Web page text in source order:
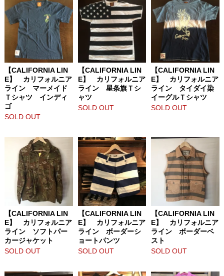
【CALIFORNIA LIN
E】 カリフォルニア
ライン マーメイド
Ｔシャツ インディ
ゴ
SOLD OUT
【CALIFORNIA LIN
E】 カリフォルニア
ライン 星条旗Ｔシ
ャツ
SOLD OUT
【CALIFORNIA LIN
E】 カリフォルニア
ライン タイダイ染
イーグルＴシャツ
SOLD OUT
【CALIFORNIA LIN
E】 カリフォルニア
ライン ソフトパー
カージャケット
SOLD OUT
【CALIFORNIA LIN
E】 カリフォルニア
ライン ボーダーシ
ョートパンツ
SOLD OUT
【CALIFORNIA LIN
E】 カリフォルニア
ライン ボーダーベ
スト
SOLD OUT